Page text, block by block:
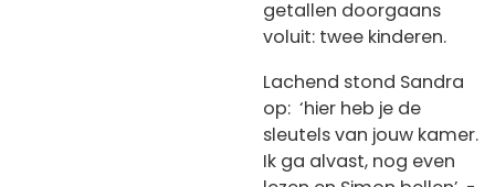
getallen doorgaans
voluit: twee kinderen.
Lachend stond Sandra
op: ‘hier heb je de
sleutels van jouw kamer.
Ik ga alvast, nog even